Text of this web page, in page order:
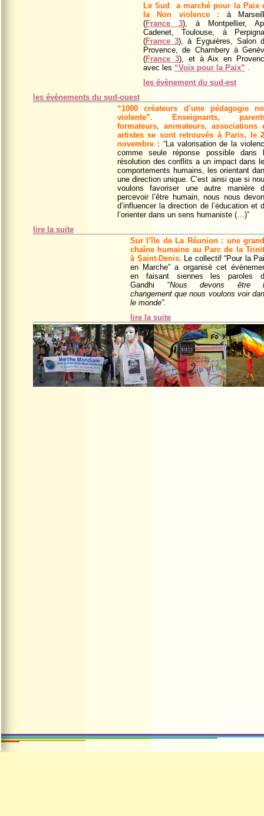
Le Sud a marché pour la Paix
la Non violence : à
(France 3), à Montpellier,
Cadenet,Toulouse, à
(France 3), à Eyguières, Salon
Provence, de Chambery à
(France 3), et à Aix en
avec les “Voix pour la Paix”
les évènement du sud-est
les évènements du sud-ouest
“1000 créateurs d’une pédagogie
violente”.
Enseignants,
formateurs, animateurs, associations
artistes se sont retrouvés à Paris, le
novembre : “La valorisation de la
comme seule réponse possible dans
résolution des conflits a un impact dans
comportements humains, les orientant
une direction unique. C’est ainsi que si
voulons favoriser une autre manière
percevoir l’être humain, nous nous
d’influencer la direction de l’éducation et
l’orienter dans un sens humaniste (…)”
lire la suite
Sur l’île de La Réunion : une
chaîne humaine au Parc de la
à Saint-Denis. Le collectif “Pour la
en Marche” a organisé cet
en faisant siennes les paroles
Gandhi “Nous devons être
changement que nous voulons voir
le monde”.
lire la suite